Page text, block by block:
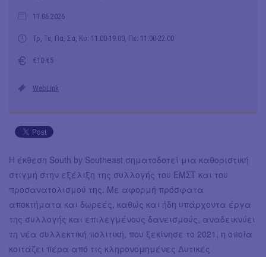
11.06.2026
Τρ, Τε, Πα, Σα, Κυ: 11.00-19.00, Πε: 11.00-22.00
€10-€5
WebLink
Η έκθεση South by Southeast σηματοδοτεί μια καθοριστική
στιγμή στην εξέλιξη της συλλογής του EMΣT και του
προσανατολισμού της. Με αφορμή πρόσφατα
αποκτήματα και δωρεές, καθώς και ήδη υπάρχοντα έργα
της συλλογής και επιλεγμένους δανεισμούς, αναδεικνύει
τη νέα συλλεκτική πολιτική, που ξεκίνησε το 2021, η οποία
κοιτάζει πέρα από τις κληρονομημένες Δυτικές